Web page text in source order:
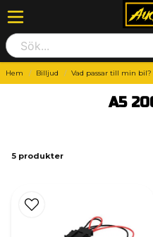
Hem Billjud Vad passar till min bil?
A5
5 produkter